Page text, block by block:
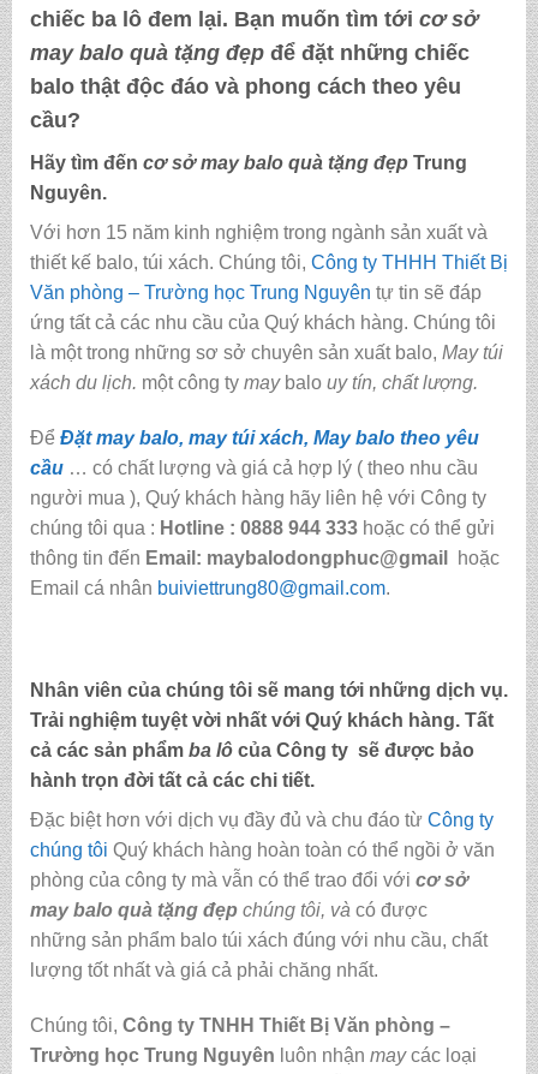
chiếc ba lô đem lại. Bạn muốn tìm tới cơ sở
may balo quà tặng đẹpđể đặt những chiếc
balo thật độc đáo và phong cách theo yêu
cầu?
Hãy tìm đến cơ sở may balo quà tặng đẹp Trung
Nguyên.
Với hơn 15 năm kinh nghiệm trong ngành sản xuất và
thiết kế balo, túi xách. Chúng tôi, Công ty THHH Thiết Bị
Văn phòng – Trường học Trung Nguyên tự tin sẽ đáp
ứng tất cả các nhu cầu của Quý khách hàng. Chúng tôi
là một trong những sơ sở chuyên sản xuất balo, May túi
xách du lịch. một công tymaybalo uy tín, chất lượng.
Để Đặt may balo, may túi xách, May balo theo yêu
cầu… có chất lượng và giá cả hợp lý ( theo nhu cầu
người mua ), Quý khách hàng hãy liên hệ với Công ty
chúng tôi qua : Hotline : 0888 944 333hoặc có thể gửi
thông tin đến Email: maybalodongphuc@gmail
hoặc
Email cá nhân buiviettrung80@gmail.com.
Nhân viên của chúng tôi sẽ mang tới những dịch vụ.
Trải nghiệm tuyệt vời nhất với Quý khách hàng. Tất
cả các sản phẩmba lô của Công ty sẽ được bảo
hành trọn đời tất cả các chi tiết.
Đặc biệt hơn với dịch vụ đầy đủ và chu đáo từ Công ty
chúng tôi Quý khách hàng hoàn toàn có thể ngồi ở văn
phòng của công ty mà vẫn có thể trao đổi với cơ sở
may balo quà tặng đẹp chúng tôi, và có được
những sản phẩm balo túi xách đúng với nhu cầu, chất
lượng tốt nhất và giá cả phải chăng nhất.
Chúng tôi, Công ty TNHH Thiết Bị Văn phòng –
Trường học Trung Nguyên luôn nhận maycác loại